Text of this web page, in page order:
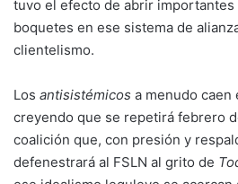
tuvo el efecto de abrir importantes
boquetes en ese sistema de
clientelismo.
Los antisistémicos a menudo caen
creyendo que se repetirá febrero
coalición que, con presión y
defenestrará al FSLN al grito de